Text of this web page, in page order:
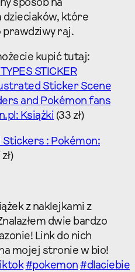
sposób na
dzieciaków, które
prawdziwy raj.
kupić tutaj:
STICKER
Sticker Scene
and Pokémon fans
Książki (33 zł)
Stickers : Pokémon:
z naklejkami z
dwie bardzo
Link do nich
mojej stronie w bio!
#pokemon #dlaciebie